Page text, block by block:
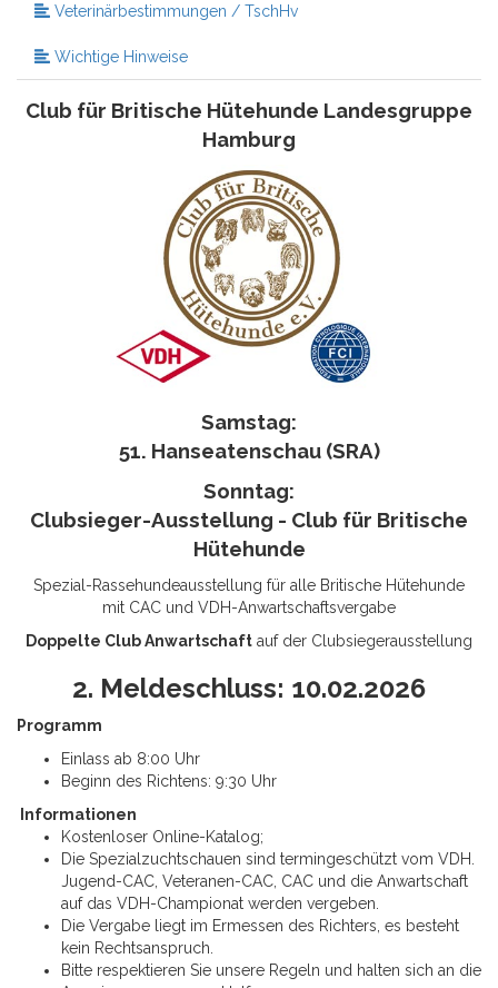
Veterinärbestimmungen / TschHv
Wichtige Hinweise
Club für Britische Hütehunde Landesgruppe
Hamburg
Samstag:
51. Hanseatenschau (SRA)
Sonntag:
Clubsieger-Ausstellung - Club für Britische
Hütehunde
Spezial-Rassehundeausstellung für alle Britische Hütehunde
mit CAC und VDH-Anwartschaftsvergabe
Doppelte Club Anwartschaft auf der Clubsiegerausstellung
2. Meldeschluss: 10.02.2026
Programm
Einlass ab 8:00 Uhr
Beginn des Richtens: 9:30 Uhr
Informationen
Kostenloser Online-Katalog;
Die Spezialzuchtschauen sind termingeschützt vom VDH.
Jugend-CAC, Veteranen-CAC, CAC und die Anwartschaft
auf das VDH-Championat werden vergeben.
Die Vergabe liegt im Ermessen des Richters, es besteht
kein Rechtsanspruch.
Bitte respektieren Sie unsere Regeln und halten sich an die